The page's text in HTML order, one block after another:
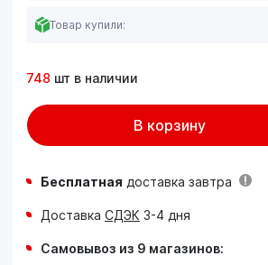
Товар купили:
748 шт в наличии
В корзину
Бесплатная доставка завтра
Доставка СДЭК 3-4 дня
Самовывоз из 9 магазинов: